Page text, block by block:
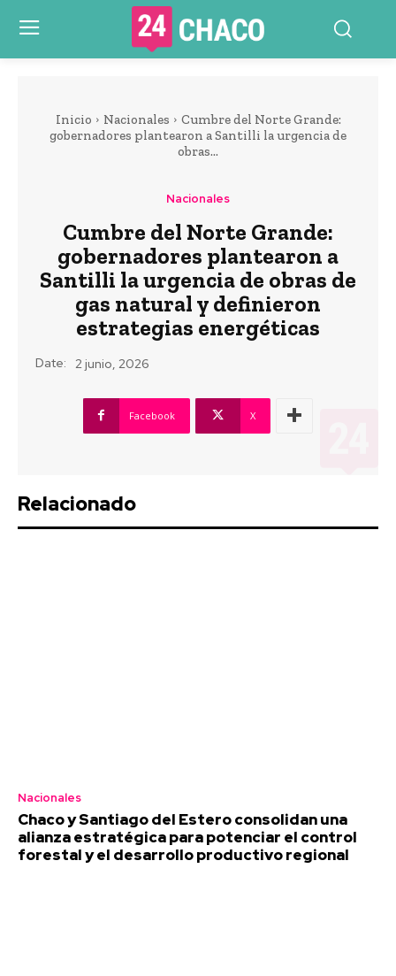
Inicio Nacionales
Cumbre del Norte Grande:
gobernadores plantearon a Santilli la urgencia de
obras...
Nacionales
Cumbre del Norte Grande:
gobernadores plantearon a
Santilli la urgencia de obras de
gas natural y definieron
estrategias energéticas
Date: 2 junio, 2026
Facebook X
Relacionado
Nacionales
Chaco y Santiago del Estero consolidan una
alianza estratégica para potenciar el control
forestal y el desarrollo productivo regional